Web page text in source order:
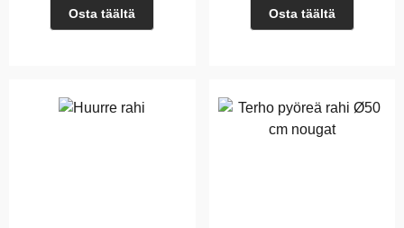
Osta täältä Osta täältä